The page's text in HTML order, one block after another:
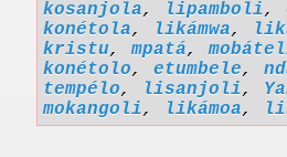
kosanjola, lipamboli,
konétola, likámwa,
kristu,mpatá,
konétolo, etumbele,
tempélo, lisanjoli,
mokangoli, likámoa,